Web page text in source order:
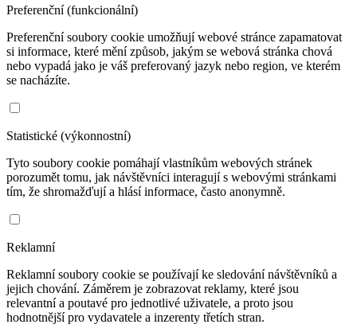
Preferenční (funkcionální)
Preferenční soubory cookie umožňují webové stránce zapamatovat
si informace, které mění způsob, jakým se webová stránka chová
nebo vypadá jako je váš preferovaný jazyk nebo region, ve kterém
se nacházíte.
Statistické (výkonnostní)
Tyto soubory cookie pomáhají vlastníkům webových stránek
porozumět tomu, jak návštěvníci interagují s webovými stránkami
tím, že shromažďují a hlásí informace, často anonymně.
Reklamní
Reklamní soubory cookie se používají ke sledování návštěvníků a
jejich chování. Záměrem je zobrazovat reklamy, které jsou
relevantní a poutavé pro jednotlivé uživatele, a proto jsou
hodnotnější pro vydavatele a inzerenty třetích stran.